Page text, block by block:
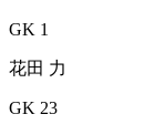
GK 1
花田 力
GK 23